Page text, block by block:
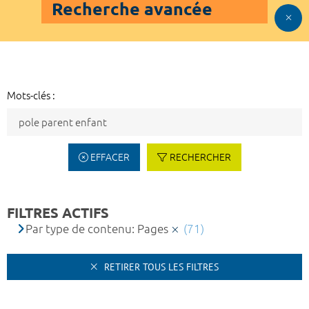
Recherche avancée
Mots-clés :
EFFACER RECHERCHER
FILTRES ACTIFS
Par type de contenu: Pages (71)
RETIRER TOUS LES FILTRES